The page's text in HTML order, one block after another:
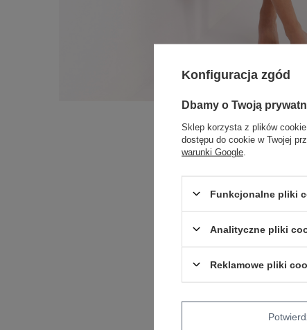
Konfiguracja zgód
Dbamy o Twoją
Sklep korzysta z plików
dostępu do cookie w Twojej
warunki Google
Funkcjonalne pliki
Analityczne pliki
Reklamowe pliki